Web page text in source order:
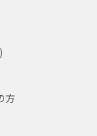
方